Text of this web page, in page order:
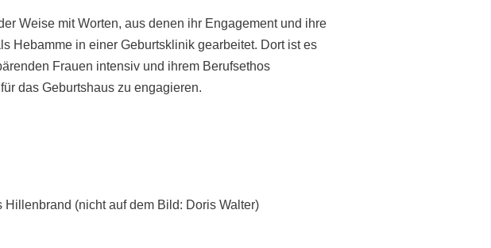
Weise mit Worten, aus denen ihr Engagement und ihre
Hebamme in einer Geburtsklinik gearbeitet. Dort ist es
Frauen intensiv und ihrem Berufsethos
das Geburtshaus zu engagieren.
(nicht auf dem Bild: Doris Walter)